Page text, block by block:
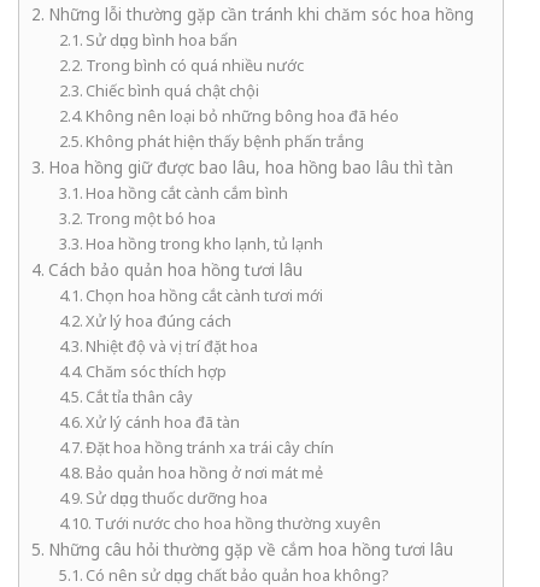
Những lỗi thường gặp cần tránh khi chăm sóc hoa hồng
Sử dụng bình hoa bẩn
Trong bình có quá nhiều nước
Chiếc bình quá chật chội
Không nên loại bỏ những bông hoa đã héo
Không phát hiện thấy bệnh phấn trắng
Hoa hồng giữ được bao lâu, hoa hồng bao lâu thì tàn
Hoa hồng cắt cành cắm bình
Trong một bó hoa
Hoa hồng trong kho lạnh, tủ lạnh
Cách bảo quản hoa hồng tươi lâu
Chọn hoa hồng cắt cành tươi mới
Xử lý hoa đúng cách
Nhiệt độ và vị trí đặt hoa
Chăm sóc thích hợp
Cắt tỉa thân cây
Xử lý cánh hoa đã tàn
Đặt hoa hồng tránh xa trái cây chín
Bảo quản hoa hồng ở nơi mát mẻ
Sử dụng thuốc dưỡng hoa
Tưới nước cho hoa hồng thường xuyên
Những câu hỏi thường gặp về cắm hoa hồng tươi lâu
Có nên sử dụng chất bảo quản hoa không?